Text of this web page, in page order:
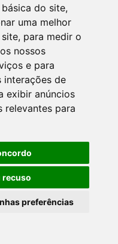
do site,
uma melhor
, para medir o
nossos
e para
interações de
exibir anúncios
relevantes para
recuso
preferências